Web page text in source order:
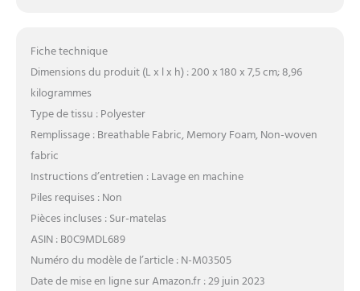
Fiche technique
Dimensions du produit (L x l x h) : 200 x 180 x 7,5 cm; 8,96
kilogrammes
Type de tissu : Polyester
Remplissage : Breathable Fabric, Memory Foam, Non-woven
fabric
Instructions d’entretien : Lavage en machine
Piles requises : Non
Pièces incluses : Sur-matelas
ASIN : B0C9MDL689
Numéro du modèle de l’article : N-M03505
Date de mise en ligne sur Amazon.fr : 29 juin 2023